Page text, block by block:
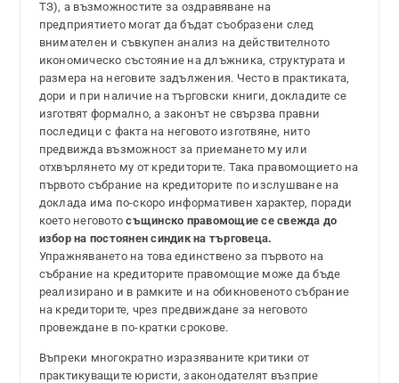
ТЗ), а възможностите за оздравяване на
предприятието могат да бъдат съобразени след
внимателен и съвкупен анализ на действителното
икономическо състояние на длъжника, структурата и
размера на неговите задължения. Често в практиката,
дори и при наличие на търговски книги, докладите се
изготвят формално, а законът не свързва правни
последици с факта на неговото изготвяне, нито
предвижда възможност за приемането му или
отхвърлянето му от кредиторите. Така правомощието на
първото събрание на кредиторите по изслушване на
доклада има по-скоро информативен характер, поради
което неговотосъщинско правомощие се свежда до
избор на постоянен синдик на търговеца.
Упражняването на това единствено за първото на
събрание на кредиторите правомощие може да бъде
реализирано и в рамките и на обикновеното събрание
на кредиторите, чрез предвиждане за неговото
провеждане в по-кратки срокове.
Въпреки многократно изразяваните критики от
практикуващите юристи, законодателят възприе